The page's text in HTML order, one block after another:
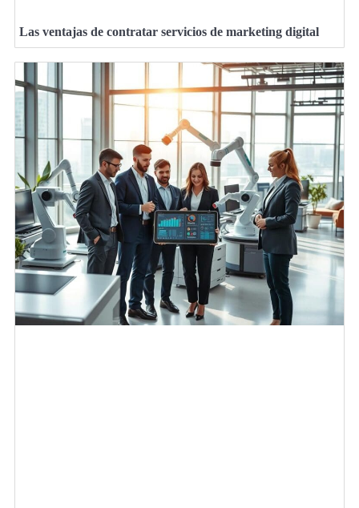
Las ventajas de contratar servicios de marketing digital